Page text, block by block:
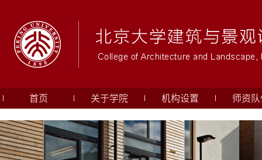
首页 关于学院 机构设置 师资队